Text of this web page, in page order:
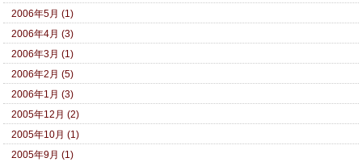
2006年5月 (1)
2006年4月 (3)
2006年3月 (1)
2006年2月 (5)
2006年1月 (3)
2005年12月 (2)
2005年10月 (1)
2005年9月 (1)